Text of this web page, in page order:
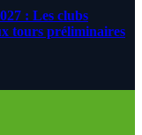
: Les clubs
tours préliminaires